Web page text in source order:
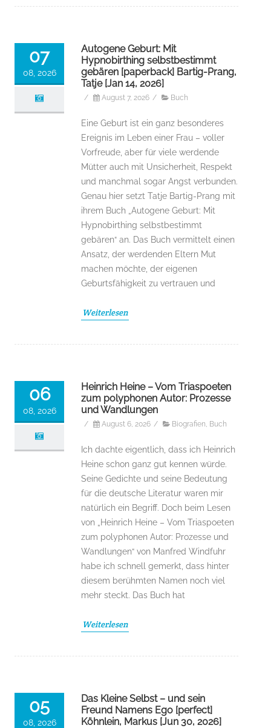
07
08, 2026
Autogene Geburt: Mit
Hypnobirthing selbstbestimmt
gebären [paperback] Bartig-Prang,
Tatje [Jan 14, 2026]
/ August 7, 2026 / Buch
Eine Geburt ist ein ganz besonderes
Ereignis im Leben einer Frau – voller
Vorfreude, aber für viele werdende
Mütter auch mit Unsicherheit, Respekt
und manchmal sogar Angst verbunden.
Genau hier setzt Tatje Bartig-Prang mit
ihrem Buch „Autogene Geburt: Mit
Hypnobirthing selbstbestimmt
gebären“ an. Das Buch vermittelt einen
Ansatz, der werdenden Eltern Mut
machen möchte, der eigenen
Geburtsfähigkeit zu vertrauen und
Weiterlesen
06
08, 2026
Heinrich Heine – Vom Triaspoeten
zum polyphonen Autor: Prozesse
und Wandlungen
/ August 6, 2026 / Biografien, Buch
Ich dachte eigentlich, dass ich Heinrich
Heine schon ganz gut kennen würde.
Seine Gedichte und seine Bedeutung
für die deutsche Literatur waren mir
natürlich ein Begriff. Doch beim Lesen
von „Heinrich Heine – Vom Triaspoeten
zum polyphonen Autor: Prozesse und
Wandlungen“ von Manfred Windfuhr
habe ich schnell gemerkt, dass hinter
diesem berühmten Namen noch viel
mehr steckt. Das Buch hat
Weiterlesen
05
08, 2026
Das Kleine Selbst – und sein
Freund Namens Ego [perfect]
Köhnlein, Markus [Jun 30, 2026]